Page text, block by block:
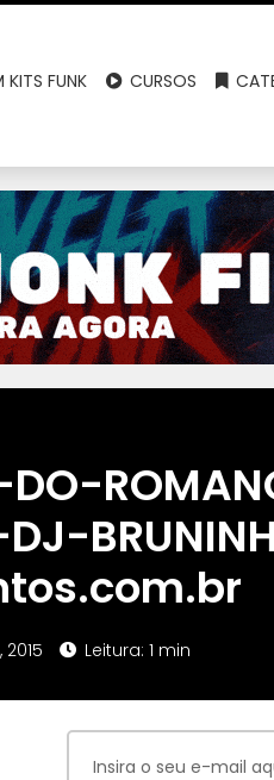
KITS FUNK CURSOS
DO-
DJ-
Leitura: 1 min